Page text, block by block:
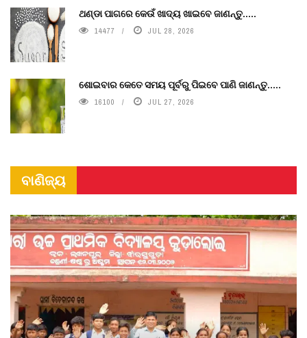
ଥଣ୍ଡା ପାଗରେ କେଉଁ ଖାଦ୍ୟ ଖାଇବେ ଜାଣନ୍ତୁ.....
14477 JUL 28, 2026
ଶୋଇବାର କେତେ ସମୟ ପୂର୍ବରୁ ପିଇବେ ପାଣି ଜାଣନ୍ତୁ.....
16100 JUL 27, 2026
ବାଣିଜ୍ୟ